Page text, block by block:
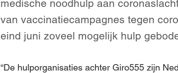
medische noodhulp aan
van vaccinatiecampagnes tegen
eind juni zoveel mogelijk hulp
“De hulporganisaties achter Giro555 zijn